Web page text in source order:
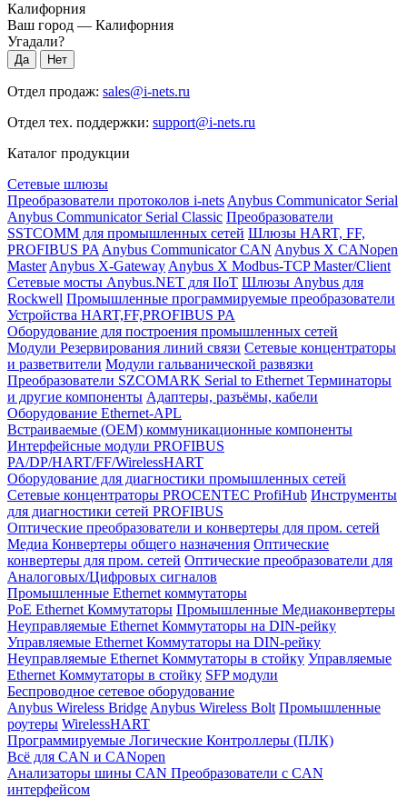
Калифорния
Ваш город — Калифорния
Угадали?
Отдел продаж: sales@i-nets.ru
Отдел тех. поддержки: support@i-nets.ru
Каталог продукции
Сетевые шлюзы
Преобразователи протоколов i-nets Anybus Communicator Serial
Anybus Communicator Serial Classic Преобразователи
SSTCOMM для промышленных сетей Шлюзы HART, FF,
PROFIBUS PA Anybus Communicator CAN Anybus X CANopen
Master Anybus X-Gateway Anybus X Modbus-TCP Master/Client
Сетевые мосты Anybus.NET для IIoT Шлюзы Anybus для
Rockwell Промышленные программируемые преобразователи
Устройства HART,FF,PROFIBUS PA
Оборудование для построения промышленных сетей
Модули Резервирования линий связи Сетевые концентраторы
и разветвители Модули гальванической развязки
Преобразователи SZCOMARK Serial to Ethernet Терминаторы
и другие компоненты Адаптеры, разъёмы, кабели
Оборудование Ethernet-APL
Встраиваемые (OEM) коммуникационные компоненты
Интерфейсные модули PROFIBUS
PA/DP/HART/FF/WirelessHART
Оборудование для диагностики промышленных сетей
Сетевые концентраторы PROCENTEC ProfiHub Инструменты
для диагностики сетей PROFIBUS
Оптические преобразователи и конвертеры для пром. сетей
Медиа Конвертеры общего назначения Оптические
конвертеры для пром. сетей Оптические преобразователи для
Аналоговых/Цифровых сигналов
Промышленные Ethernet коммутаторы
PoE Ethernet Коммутаторы Промышленные Медиаконвертеры
Неуправляемые Ethernet Коммутаторы на DIN-рейку
Управляемые Ethernet Коммутаторы на DIN-рейку
Неуправляемые Ethernet Коммутаторы в стойку Управляемые
Ethernet Коммутаторы в стойку SFP модули
Беспроводное сетевое оборудование
Anybus Wireless Bridge Anybus Wireless Bolt Промышленные
роутеры WirelessHART
Программируемые Логические Контроллеры (ПЛК)
Всё для CAN и CANopen
Анализаторы шины CAN Преобразователи с CAN
интерфейсом